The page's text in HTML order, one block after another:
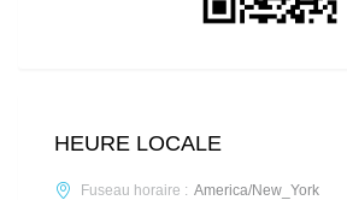
HEURE LOCALE
Fuseau horaire : America/New_York